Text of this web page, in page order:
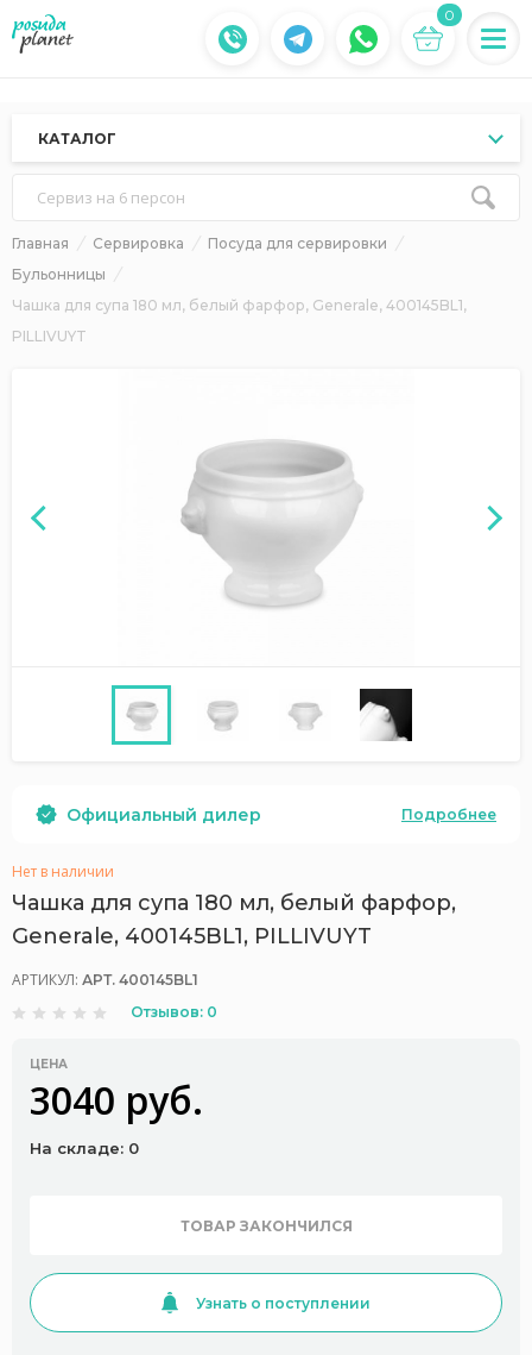
0
КАТАЛОГ
Сервиз на 6 персон
Главная Сервировка
Посуда для сервировки
Бульонницы
Чашка для супа 180 мл, белый фарфор, Generale, 400145BL1,
PILLIVUYT
Официальный дилер Подробнее
Нет в наличии
Чашка для супа 180 мл, белый фарфор,
Generale, 400145BL1, PILLIVUYT
АРТИКУЛ: АРТ. 400145BL1
Отзывов: 0
ЦЕНА
3040 руб.
На складе: 0
ТОВАР ЗАКОНЧИЛСЯ
Узнать о поступлении